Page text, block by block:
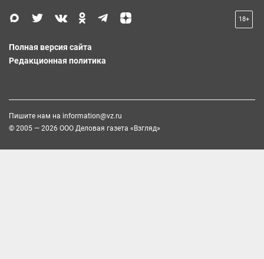
18+
Полная версия сайта
Редакционная политика
Пишите нам на information@vz.ru
© 2005 — 2026 ООО Деловая газета «Взгляд»